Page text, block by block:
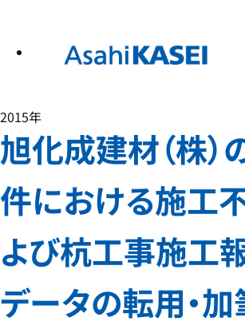
2015年
旭化成建材（株）
件における施工
よび杭工事施工
データの転用・